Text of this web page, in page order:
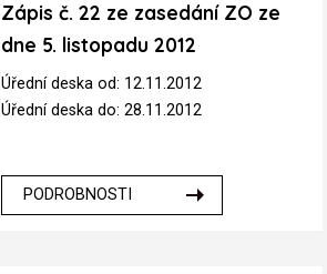
Zápis č. 22 ze zasedání ZO ze
dne 5. listopadu 2012
Úřední deska od: 12.11.2012
Úřední deska do: 28.11.2012
PODROBNOSTI